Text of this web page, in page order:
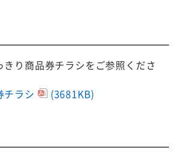
きり商品券チラシをご参照くださ
チラシ
(3681KB)